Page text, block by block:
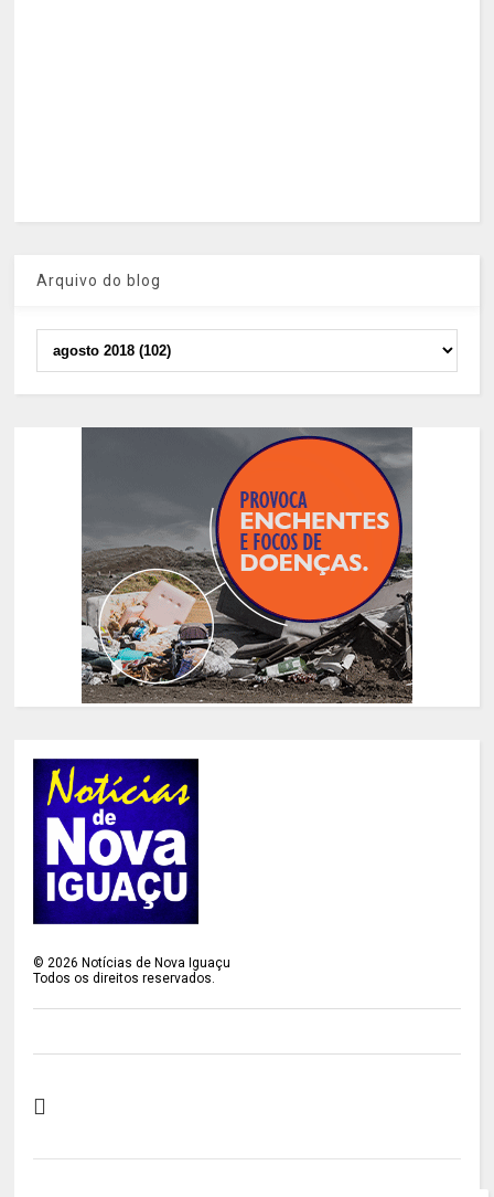
Arquivo do blog
©2026 Notícias de Nova Iguaçu
Todos os direitos reservados.